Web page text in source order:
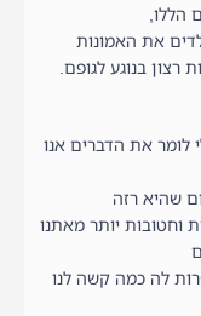
הללו,
את האמונות
רצון בנוגע לגופם.
לומר את הדברים אנו
שהיא רזה
וחטובות יותר מאתנו
לה כמה קשה לנו